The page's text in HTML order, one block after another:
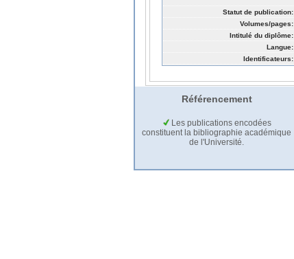
Statut de publication:
Volumes/pages:
Intitulé du diplôme:
Langue:
Identificateurs:
Référencement
Les publications encodées
constituent la bibliographie académique
de l'Université.